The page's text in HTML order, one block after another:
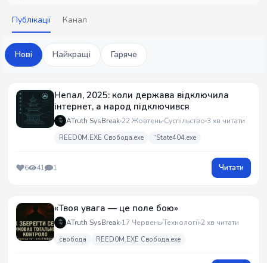
Публікації Канал
Нові Найкращі Гаряче
Непал, 2025: коли держава відключила
інтернет, а народ підключився
ATruth SysBreak 22 Жовтень Суспільство 3 хв читати
REED0M.EXE Свобода.exe “State404.exe
6 41 1 Читати
«Твоя увага — це поле бою»
ATruth SysBreak 17 ЧервеньТехнології 2 хв читати
свобода REED0M.EXE Свобода.exe